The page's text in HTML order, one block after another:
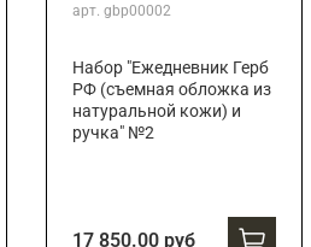
арт. gbp00002
Набор "Ежедневник Герб
РФ (съемная обложка из
натуральной кожи) и
ручка" №2
17 850.00 руб